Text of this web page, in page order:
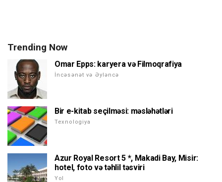
Trending Now
Omar Epps: karyera və Filmoqrafiya
İncəsənət və Əyləncə
Bir e-kitab seçilməsi: məsləhətləri
Texnologiya
Azur Royal Resort 5 *, Makadi Bay, Misir:
hotel, foto və təhlil təsviri
Yol